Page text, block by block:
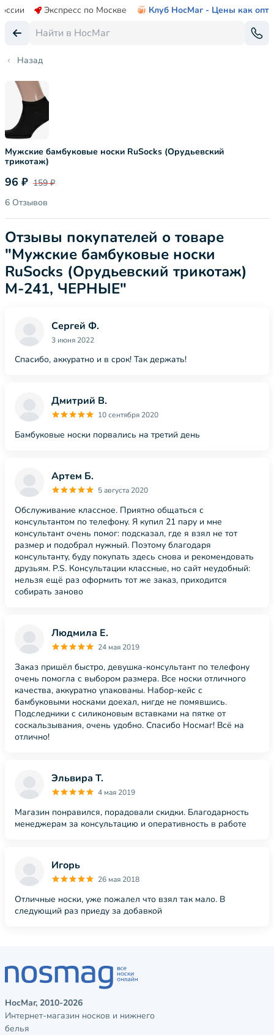
Экспресс по Москве Клуб НосМаг - Цены как опт
Назад
Мужские бамбуковые носки RuSocks (Орудьевский
трикотаж)
96 ₽ 159 ₽
6 Отзывов
Отзывы покупателей о товаре
"Мужские бамбуковые носки
RuSocks (Орудьевский трикотаж)
М-241, ЧЕРНЫЕ"
Сергей Ф.
3 июня 2022
Спасибо, аккуратно и в срок! Так держать!
Дмитрий В.
10 сентября 2020
Бамбуковые носки порвались на третий день
Артем Б.
5 августа 2020
Обслуживание классное. Приятно общаться с
консультантом по телефону. Я купил 21 пару и мне
консультант очень помог: подсказал, где я взял не тот
размер и подобрал нужный. Поэтому благодаря
консультанту, буду покупать здесь снова и рекомендовать
друзьям. P.S. Консультации классные, но сайт неудобный:
нельзя ещё раз оформить тот же заказ, приходится
собирать заново
Людмила Е.
24 мая 2019
Заказ пришёл быстро, девушка-консультант по телефону
очень помогла с выбором размера. Все носки отличного
качества, аккуратно упакованы. Набор-кейс с
бамбуковыми носками доехал, нигде не помявшись.
Подследники с силиконовым вставками на пятке от
соскальзывания, очень удобно. Спасибо Носмаг! Всё на
отлично!
Эльвира Т.
4 мая 2019
Магазин понравился, порадовали скидки. Благодарность
менеджерам за консультацию и оперативность в работе
Игорь
26 мая 2018
Отличные носки, уже пожалел что взял так мало. В
следующий раз приеду за добавкой
НосМаг, 2010-2026
Интернет-магазин носков и нижнего
белья